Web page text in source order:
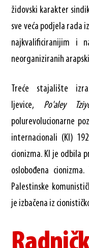
židovski karakter
sve veća podjela rada
najkvalificiranijim i
neorganiziranih
Treće stajalište
ljevice, Po'aley
polurevolucionarne
internacionali (KI)
cionizma. KI je odbila
oslobođena
Palestinske
je izbačena iz